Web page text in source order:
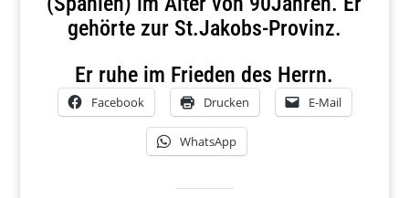
gehörte zur St.Jakobs-Provinz.
Er ruhe im Frieden des Herrn.
Facebook Drucken E-Mail
WhatsApp